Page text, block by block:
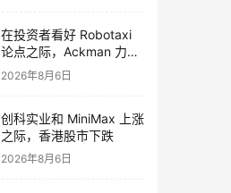
在投资者看好 Robotaxi
论点之际，Ackman 力挺
Uber 股票
2026年8月6日
创科实业和 MiniMax 上涨
之际，香港股市下跌
2026年8月6日